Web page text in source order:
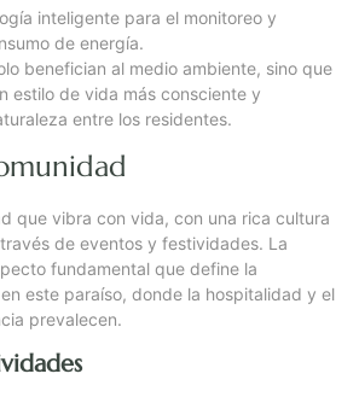
inteligente para el monitoreo y
de energía.
benefician al medio ambiente, sino que
estilo de vida más consciente y
entre los residentes.
que vibra con vida, con una rica cultura
de eventos y festividades. La
fundamental que define la
este paraíso, donde la hospitalidad y el
prevalecen.